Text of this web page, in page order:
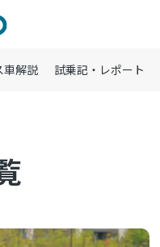
車解説 試乗記・レポート